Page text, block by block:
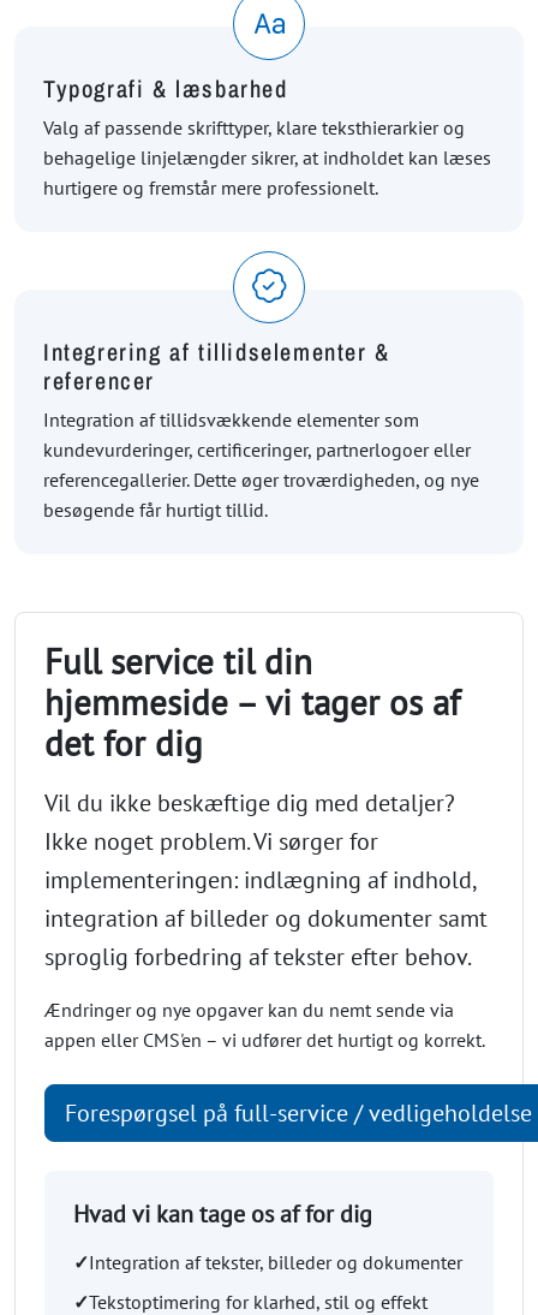
Typografi & læsbarhed
Valg af passende skrifttyper, klare teksthierarkier og
behagelige linjelængder sikrer, at indholdet kan læses
hurtigere og fremstår mere professionelt.
Integrering af tillidselementer &
referencer
Integration af tillidsvækkende elementer som
kundevurderinger, certificeringer, partnerlogoer eller
referencegallerier. Dette øger troværdigheden, og nye
besøgende får hurtigt tillid.
Full service til din
hjemmeside – vi tager os af
det for dig
Vil du ikke beskæftige dig med detaljer?
Ikke noget problem. Vi sørger for
implementeringen: indlægning af indhold,
integration af billeder og dokumenter samt
sproglig forbedring af tekster efter behov.
Ændringer og nye opgaver kan du nemt sende via
appen eller CMS'en – vi udfører det hurtigt og korrekt.
Forespørgsel på full-service / vedligeholdelse
Hvad vi kan tage os af for dig
✓Integration af tekster, billeder og dokumenter
✓Tekstoptimering for klarhed, stil og effekt